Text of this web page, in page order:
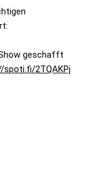
geschafft
spoti.fi/2TQAKPj